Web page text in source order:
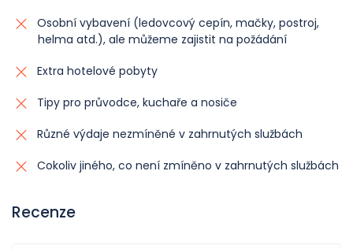
Osobní vybavení (ledovcový cepín, mačky, postroj,
helma atd.), ale můžeme zajistit na požádání
Extra hotelové pobyty
Tipy pro průvodce, kuchaře a nosiče
Různé výdaje nezmíněné v zahrnutých službách
Cokoliv jiného, co není zmíněno v zahrnutých službách
Recenze